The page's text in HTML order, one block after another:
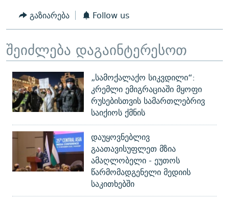
ᲐᲒᲕᲘᲡᲢᲝᲡ ᲝᲛᲘ
ПРИВЕТ ᲙᲣᲚᲢᲣᲠᲐ
გაზიარება Follow us
შეიძლება დაგაინტერესოთ
„სამოქალაქო სიკვდილი“:
კრემლი ემიგრაციაში მყოფი
რუსებისთვის სამართლებრივ
საიქიოს ქმნის
დაუყოვნებლივ
გაათავისუფლეთ მზია
ამაღლობელი - ეუთოს
წარმომადგენელი მედიის
საკითხებში